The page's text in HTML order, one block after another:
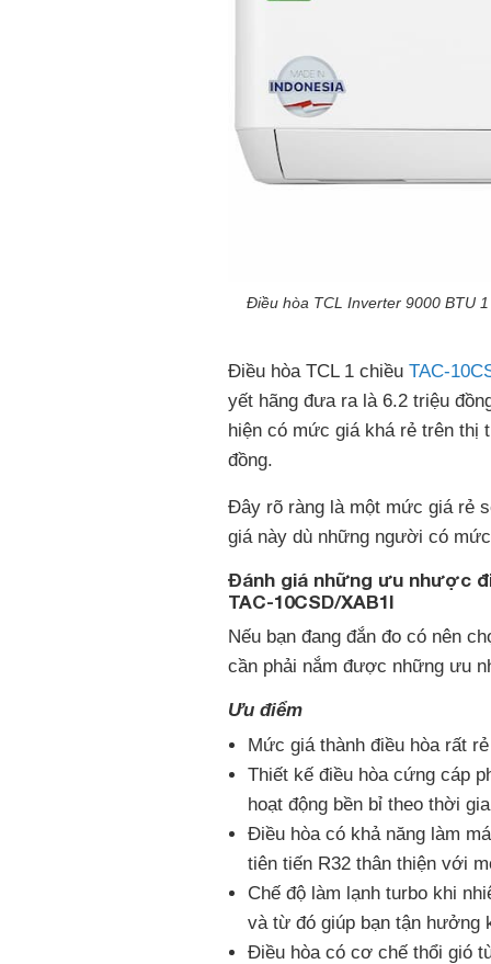
Điều hòa TCL Inverter 9000 BTU
Điều hòa TCL 1 chiều TAC-
yết hãng đưa ra là 6.2 triệu
hiện có mức giá khá rẻ trên thị
đồng.
Đây rõ ràng là một mức giá rẻ
giá này dù những người có
Đánh giá những ưu nhược
TAC-10CSD/XAB1I
Nếu bạn đang đắn đo có nên
cần phải nắm được những ưu
Ưu điểm
Mức giá thành điều hòa rất
Thiết kế điều hòa cứng cáp
hoạt động bền bỉ theo thời
Điều hòa có khả năng làm
tiên tiến R32 thân thiện với
Chế độ làm lạnh turbo khi
và từ đó giúp bạn tận hưởng
Điều hòa có cơ chế thổi gió